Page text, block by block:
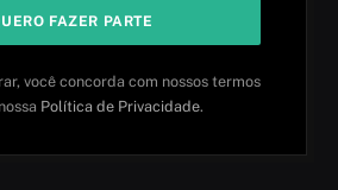
você concorda com nossos termos
Política de Privacidade.